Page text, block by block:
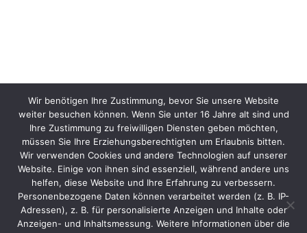
Wir benötigen Ihre Zustimmung, bevor Sie unsere Website
weiter besuchen können. Wenn Sie unter 16 Jahre alt sind und
Ihre Zustimmung zu freiwilligen Diensten geben möchten,
müssen Sie Ihre Erziehungsberechtigten um Erlaubnis bitten.
Wir verwenden Cookies und andere Technologien auf unserer
Website. Einige von ihnen sind essenziell, während andere uns
helfen, diese Website und Ihre Erfahrung zu verbessern.
Personenbezogene Daten können verarbeitet werden (z. B. IP-
Adressen), z. B. für personalisierte Anzeigen und Inhalte oder
Anzeigen- und Inhaltsmessung. Weitere Informationen über die